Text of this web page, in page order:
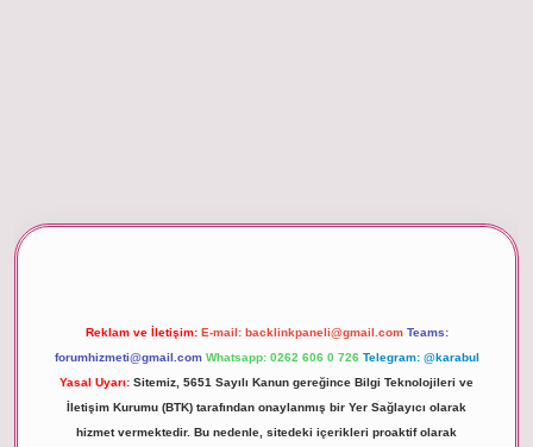
Reklam ve İletişim: E-mail: backlinkpaneli@gmail.com Teams:
forumhizmeti@gmail.com Whatsapp: 0262 606 0 726 Telegram: @karabul
Yasal Uyarı: Sitemiz, 5651 Sayılı Kanun gereğince Bilgi Teknolojileri ve
İletişim Kurumu (BTK) tarafından onaylanmış bir Yer Sağlayıcı olarak
hizmet vermektedir. Bu nedenle, sitedeki içerikleri proaktif olarak